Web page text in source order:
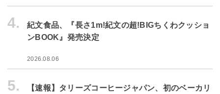
4.
紀文食品、『長さ1m!紀文の超!BIGちくわクッショ
ンBOOK』発売決定
2026.08.06
5.
【速報】タリーズコーヒージャパン、初のベーカリ